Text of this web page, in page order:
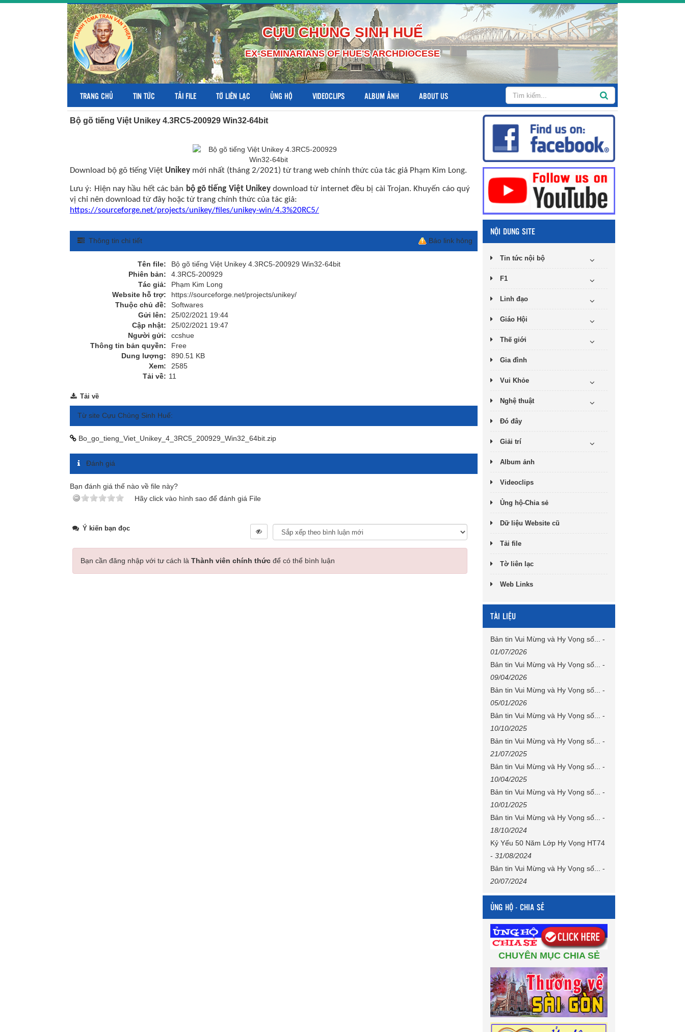
CỰU CHỦNG SINH HUẾ
EX-SEMINARIANS OF HUE'S ARCHDIOCESE
TRANG CHỦ TIN TỨC TẢI FILE TỜ LIÊN LẠC ỦNG HỘ VIDEOCLIPS ALBUM ẢNH ABOUT US
Bộ gõ tiếng Việt Unikey 4.3RC5-200929 Win32-64bit
Download bộ gõ tiếng Việt Unikey mới nhất (tháng 2/2021) từ trang web chính thức của tác giả Phạm Kim Long.
Lưu ý: Hiện nay hầu hết các bản bộ gõ tiếng Việt Unikeydownload từ internet đều bị cài Trojan. Khuyến cáo quý
vị chỉ nên download từ đây hoặc từ trang chính thức của tác giả:
https://sourceforge.net/projects/unikey/files/unikey-win/4.3%20RC5/
Báo link hỏng
Thông tin chi tiết
Tên file:
Bộ gõ tiếng Việt Unikey 4.3RC5-200929 Win32-64bit
Phiên bản:
4.3RC5-200929
Tác giả:
Phạm Kim Long
Website hỗ trợ:
https://sourceforge.net/projects/unikey/
Thuộc chủ đề:
Softwares
Gửi lên:
25/02/2021 19:44
Cập nhật:
25/02/2021 19:47
Người gửi:
ccshue
Thông tin bản quyền:
Free
Dung lượng:
890.51 KB
Xem:
2585
Tải về: 11
Tải về
Từ site Cựu Chủng Sinh Huế:
Bo_go_tieng_Viet_Unikey_4_3RC5_200929_Win32_64bit.zip
Đánh giá
Bạn đánh giá thế nào về file này?
Hãy click vào hình sao để đánh giá File
Ý kiến bạn đọc
Bạn cần đăng nhập với tư cách là Thành viên chính thức để có thể bình luận
NỘI DUNG SITE
Tin tức nội bộ
F1
Linh đạo
Giáo Hội
Thế giới
Gia đình
Vui Khỏe
Nghệ thuật
Đó đây
Giải trí
Album ảnh
Videoclips
Ủng hộ-Chia sẻ
Dữ liệu Website cũ
Tải file
Tờ liên lạc
Web Links
TÀI LIỆU
Bản tin Vui Mừng và Hy Vọng số...
-
01/07/2026
Bản tin Vui Mừng và Hy Vọng số...
-
09/04/2026
Bản tin Vui Mừng và Hy Vọng số...
-
05/01/2026
Bản tin Vui Mừng và Hy Vọng số...
-
10/10/2025
Bản tin Vui Mừng và Hy Vọng số...
-
21/07/2025
Bản tin Vui Mừng và Hy Vọng số...
-
10/04/2025
Bản tin Vui Mừng và Hy Vọng số...
-
10/01/2025
Bản tin Vui Mừng và Hy Vọng số...
-
18/10/2024
Kỷ Yếu 50 Năm Lớp Hy Vọng HT74
- 31/08/2024
Bản tin Vui Mừng và Hy Vọng số...
-
20/07/2024
ỦNG HỘ - CHIA SẺ
CHUYÊN MỤC CHIA SẺ